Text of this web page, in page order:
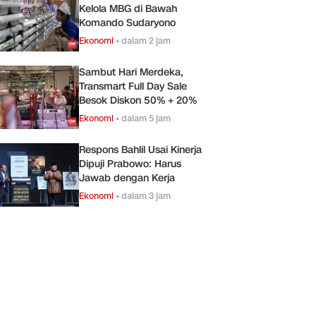
Kelola MBG di Bawah
Komando Sudaryono
Ekonomi •dalam 2 jam
Sambut Hari Merdeka,
Transmart Full Day Sale
Besok Diskon 50% + 20%
Ekonomi •dalam 5 jam
Respons Bahlil Usai Kinerja
Dipuji Prabowo: Harus
Jawab dengan Kerja
Ekonomi •dalam 3 jam